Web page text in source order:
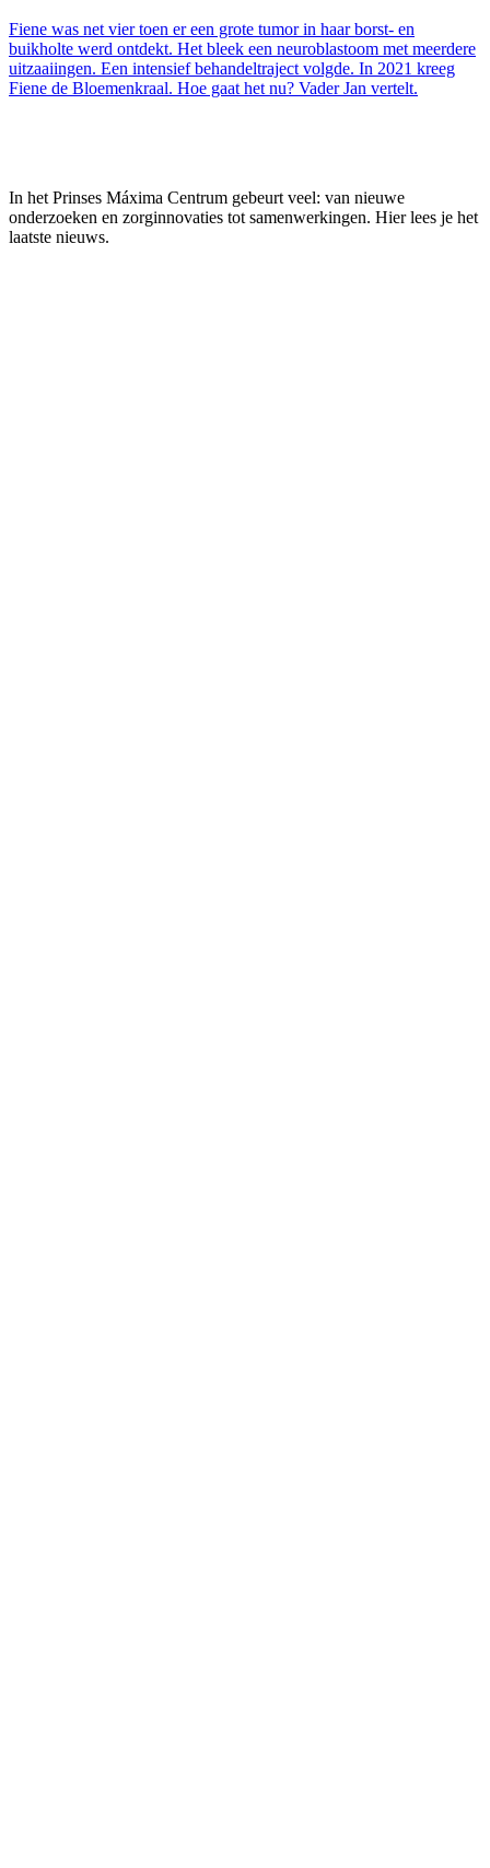
Fiene was net vier toen er een grote tumor in haar borst- en
buikholte werd ontdekt. Het bleek een neuroblastoom met meerdere
uitzaaiingen. Een intensief behandeltraject volgde. In 2021 kreeg
Fiene de Bloemenkraal. Hoe gaat het nu? Vader Jan vertelt.
In het Prinses Máxima Centrum gebeurt veel: van nieuwe
onderzoeken en zorginnovaties tot samenwerkingen. Hier lees je het
laatste nieuws.